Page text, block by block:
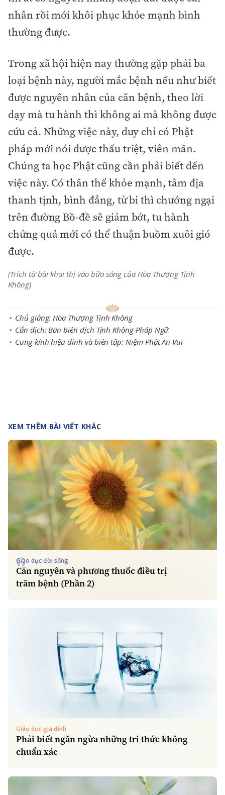
nhân rồi mới khôi phục khỏe mạnh bình
thường được.
Trong xã hội hiện nay thường gặp phải ba
loại bệnh này, người mắc bệnh nếu như biết
được nguyên nhân của căn bệnh, theo lời
dạy mà tu hành thì không ai mà không được
cứu cả. Những việc này, duy chỉ có Phật
pháp mới nói được thấu triệt, viên mãn.
Chúng ta học Phật cũng cần phải biết đến
việc này. Có thân thể khỏe mạnh, tâm địa
thanh tịnh, bình đẳng, từ bi thì chướng ngại
trên đường Bồ-đề sẽ giảm bớt, tu hành
chứng quả mới có thể thuận buồm xuôi gió
được.
(Trích từ bài khai thị vào bữa sáng của Hòa Thượng Tịnh
Không)
Chủ giảng: Hòa Thượng Tịnh Không
Cẩn dịch: Ban biên dịch Tịnh Không Pháp Ngữ
Cung kính hiệu đính và biên tập: Niệm Phật An Vui
XEM THÊM BÀI VIẾT KHÁC
Giáo dục đời sống
Căn nguyên và phương thuốc điều trị
trăm bệnh (Phần 2)
Giáo dục gia đình
Phải biết ngăn ngừa những tri thức không
chuẩn xác